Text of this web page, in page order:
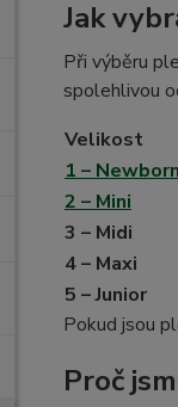
Jak
Při výběru
spolehlivou
Velikost
1 – Newborn
2 – Mini
3 – Midi
4 – Maxi
5 – Junior
Pokud jsou
Proč